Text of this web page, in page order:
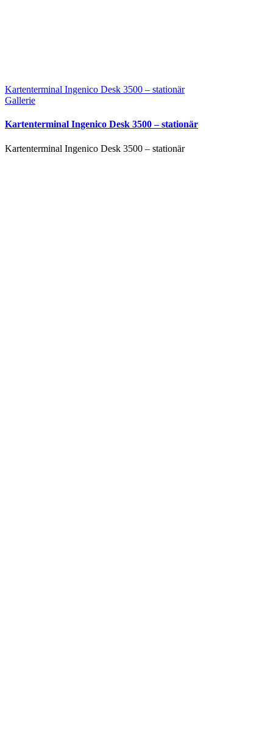
Kartenterminal Ingenico Desk 3500 – stationär
Gallerie
Kartenterminal Ingenico Desk 3500 – stationär
Kartenterminal Ingenico Desk 3500 – stationär